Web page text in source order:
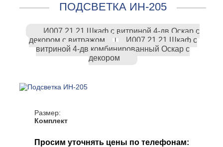
ПОДСВЕТКА ИН-205
И007.21.21 Шкаф с витриной 4-дв Оскар с
декором с витражом
|
И007.21.21 Шкаф с
витриной 4-дв комбинированный Оскар с
декором
Размер:
Комплект
Просим уточнять цены по телефонам: